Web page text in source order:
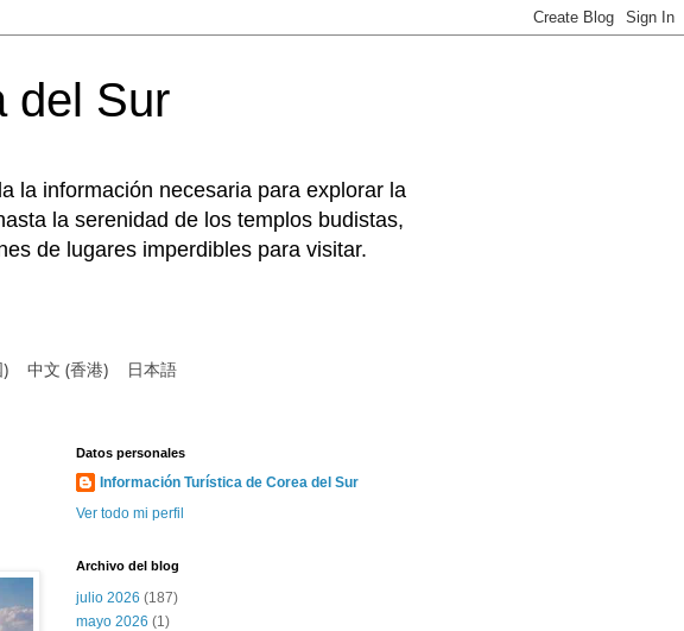
del Sur
la información necesaria para explorar la
la serenidad de los templos budistas,
de lugares imperdibles para visitar.
中文 (香港) 日本語
Datos personales
Información Turística de Corea del Sur
Ver todo mi perfil
Archivo del blog
julio 2026 (187)
mayo 2026 (1)